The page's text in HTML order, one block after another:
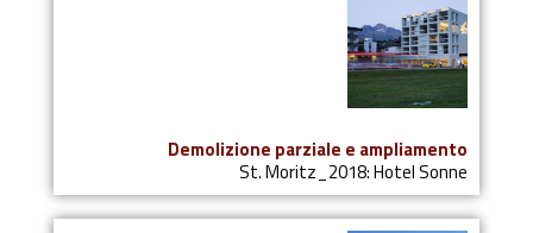
Demolizione parziale e ampliamento
St. Moritz_2018: Hotel Sonne